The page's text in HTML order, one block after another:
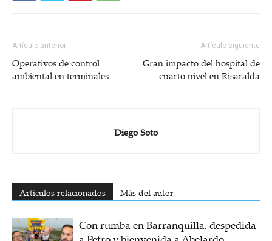
Artículo anterior
Operativos de control
ambiental en terminales
Artículo siguiente
Gran impacto del hospital de
cuarto nivel en Risaralda
Diego Soto
Artículos relacionados Más del autor
Con rumba en Barranquilla, despedida